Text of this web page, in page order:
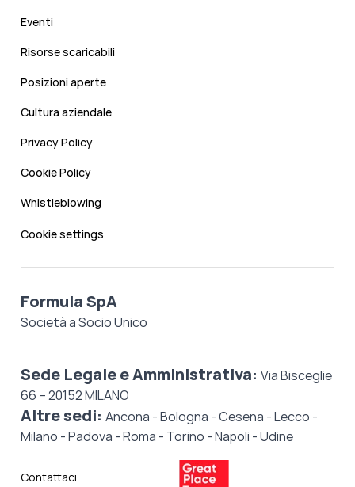
Eventi
Risorse scaricabili
Posizioni aperte
Cultura aziendale
Privacy Policy
Cookie Policy
Whistleblowing
Cookie settings
Formula SpA
Società a Socio Unico
Sede Legale e Amministrativa: Via Bisceglie
66 – 20152 MILANO
Altre sedi: Ancona - Bologna - Cesena - Lecco -
Milano - Padova - Roma - Torino - Napoli - Udine
Contattaci